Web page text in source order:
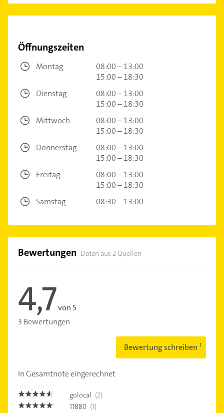
Öffnungszeiten
Montag
08:00 – 13:00
15:00 – 18:30
Dienstag
08:00 – 13:00
15:00 – 18:30
Mittwoch
08:00 – 13:00
15:00 – 18:30
Donnerstag
08:00 – 13:00
15:00 – 18:30
Freitag
08:00 – 13:00
15:00 – 18:30
Samstag
08:30 – 13:00
Bewertungen Daten aus 2 Quellen
4,7von 5
3 Bewertungen
Bewertung schreiben
In Gesamtnote eingerechnet
4.5 golocal (2)
5.0 11880 (1)